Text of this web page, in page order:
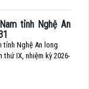
tỉnh Nghệ An
tỉnh Nghệ An long
IX, nhiệm kỳ 2026-